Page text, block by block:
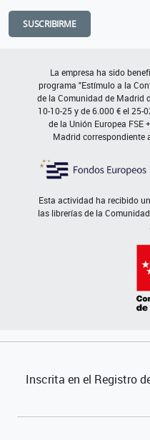
SUSCRIBIRME
La empresa ha sido
programa "Estímulo a la
de la Comunidad de Madrid
10-10-25 y de 6.000 € el
de la Unión Europea FSE
Madrid correspondiente
Esta actividad ha recibido
las librerías de la
Inscrita en el Registro